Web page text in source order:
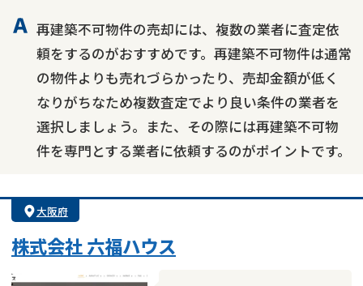
再建築不可物件の売却には、複数の業者に査定依
頼をするのがおすすめです。再建築不可物件は通常
の物件よりも売れづらかったり、売却金額が低く
なりがちなため複数査定でより良い条件の業者を
選択しましょう。また、その際には再建築不可物
件を専門とする業者に依頼するのがポイントです。
大阪府
株式会社 六福ハウス